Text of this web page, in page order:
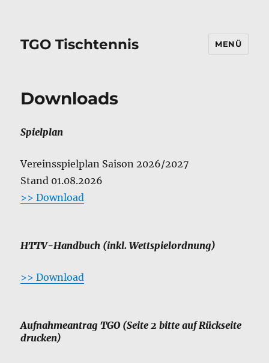
TGO Tischtennis MENÜ
Downloads
Spielplan
Vereinsspielplan Saison 2026/2027
Stand 01.08.2026
>> Download
HTTV-Handbuch (inkl. Wettspielordnung)
>> Download
Aufnahmeantrag TGO (Seite 2 bitte auf Rückseite
drucken)